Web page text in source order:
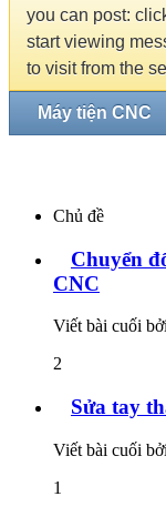
you can post:
start viewing
to visit from the
Máy tiện CNC
Chủ đề
Chuyển
CNC
Viết bài cuối bởi
2
Sửa tay
Viết bài cuối bởi
1